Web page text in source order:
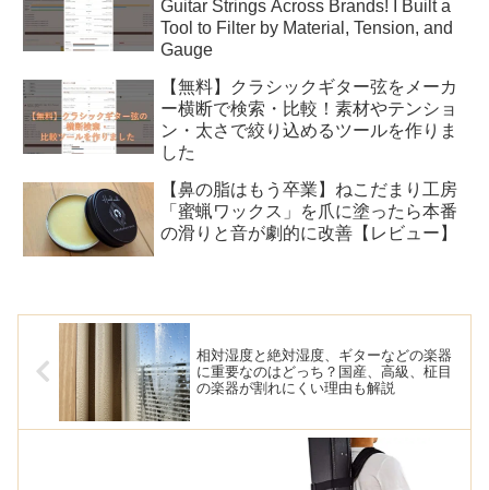
Guitar Strings Across Brands! I Built a
Tool to Filter by Material, Tension, and
Gauge
【無料】クラシックギター弦をメーカ
ー横断で検索・比較！素材やテンショ
ン・太さで絞り込めるツールを作りま
した
【鼻の脂はもう卒業】ねこだまり工房
「蜜蝋ワックス」を爪に塗ったら本番
の滑りと音が劇的に改善【レビュー】
相対湿度と絶対湿度、ギターなどの楽器
に重要なのはどっち？国産、高級、柾目
の楽器が割れにくい理由も解説